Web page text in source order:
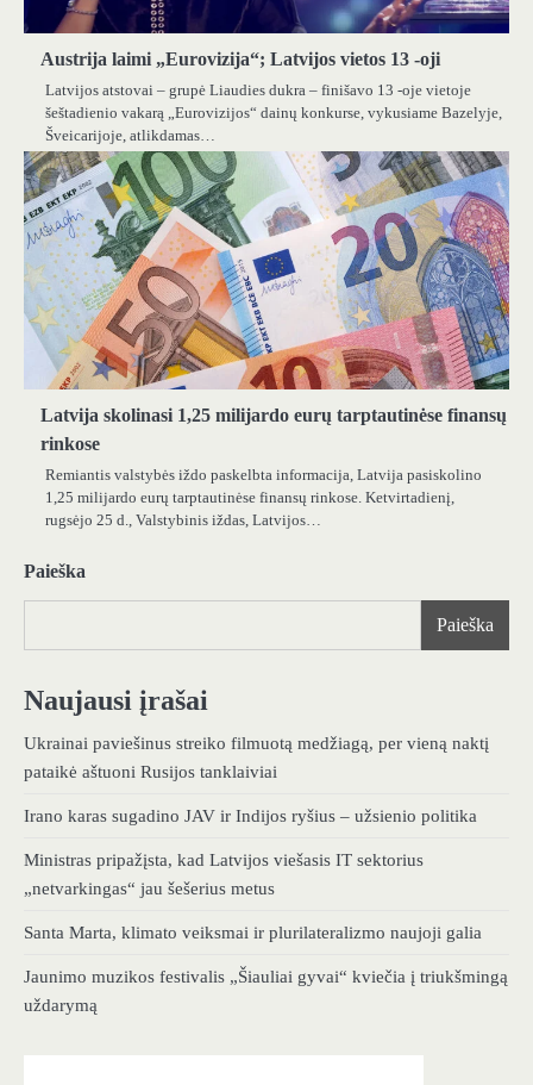
Austrija laimi „Eurovizija“; Latvijos vietos 13 -oji
Latvijos atstovai – grupė Liaudies dukra – finišavo 13 -oje vietoje
šeštadienio vakarą „Eurovizijos“ dainų konkurse, vykusiame Bazelyje,
Šveicarijoje, atlikdamas…
Latvija skolinasi 1,25 milijardo eurų tarptautinėse finansų
rinkose
Remiantis valstybės iždo paskelbta informacija, Latvija pasiskolino
1,25 milijardo eurų tarptautinėse finansų rinkose. Ketvirtadienį,
rugsėjo 25 d., Valstybinis iždas, Latvijos…
Paieška
Paieška
Naujausi įrašai
Ukrainai paviešinus streiko filmuotą medžiagą, per vieną naktį
pataikė aštuoni Rusijos tanklaiviai
Irano karas sugadino JAV ir Indijos ryšius – užsienio politika
Ministras pripažįsta, kad Latvijos viešasis IT sektorius
„netvarkingas“ jau šešerius metus
Santa Marta, klimato veiksmai ir plurilateralizmo naujoji galia
Jaunimo muzikos festivalis „Šiauliai gyvai“ kviečia į triukšmingą
uždarymą